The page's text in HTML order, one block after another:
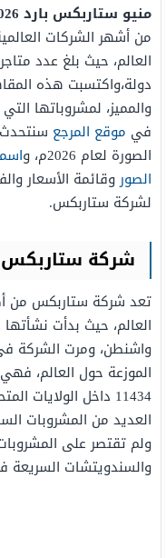
منيو ستاربکس بارد 2026 مع الصور،
من أشهر الشركات
دولة،واكتسبت هذه
والمميز، لمشروباتها
في موقع المرجع
الصورة لعام 2026م، و
الصوروقائمة الأسعار
لشركة ستاربكس.
شركة ستاربكس
تعد شركة ستاربكس من
واشنطن، ومرت الشركة
11434 داخل
العديد من المشروبات
ولم تقتصر على
والسندويتشات السريعة